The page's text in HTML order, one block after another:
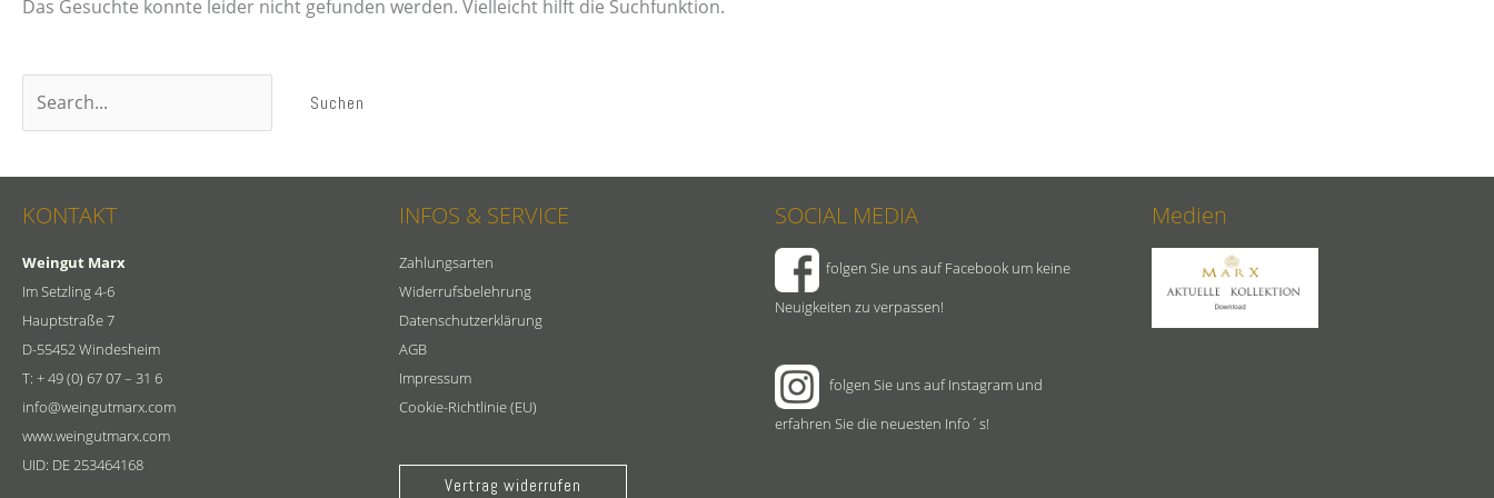
Das Gesuchte konnte leider nicht gefunden werden. Vielleicht hilft die Suchfunktion.
nach:
KONTAKT
Weingut Marx
Im Setzling 4-6
Hauptstraße 7
D-55452 Windesheim
T: + 49 (0) 67 07 – 31 6
info@weingutmarx.com
www.weingutmarx.com
UID: DE 253464168
INFOS & SERVICE
Zahlungsarten
Widerrufsbelehrung
Datenschutzerklärung
AGB
Impressum
Cookie-Richtlinie (EU)
Vertrag widerrufen
SOCIAL MEDIA
folgen Sie uns auf Facebook um keine
Neuigkeiten zu verpassen!
folgen Sie uns auf Instagram und
erfahren Sie die neuesten Info´s!
Medien